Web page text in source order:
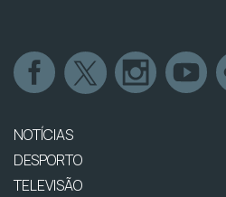
NOTÍCIAS
DESPORTO
TELEVISÃO